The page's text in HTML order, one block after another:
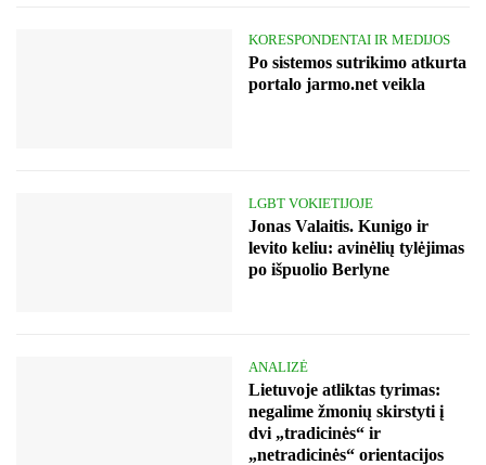
KORESPONDENTAI IR MEDIJOS
Po sistemos sutrikimo atkurta
portalo jarmo.net veikla
LGBT VOKIETIJOJE
Jonas Valaitis. Kunigo ir
levito keliu: avinėlių tylėjimas
po išpuolio Berlyne
ANALIZĖ
Lietuvoje atliktas tyrimas:
negalime žmonių skirstyti į
dvi „tradicinės“ ir
„netradicinės“ orientacijos